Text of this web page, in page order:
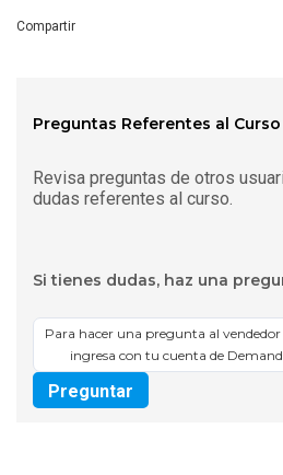
Compartir
Preguntas Referentes al Curso
Revisa preguntas de otros
dudas referentes al curso.
Si tienes dudas, haz una
Para hacer una pregunta al vendedor
ingresa con tu cuenta de
Preguntar